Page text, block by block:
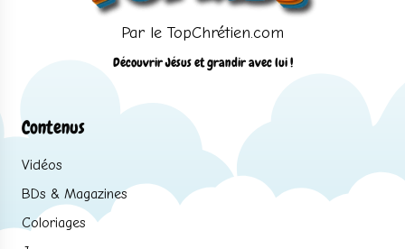
Par le TopChrétien.com
Découvrir Jésus et grandir avec lui !
Contenus
Vidéos
BDs & Magazines
Coloriages